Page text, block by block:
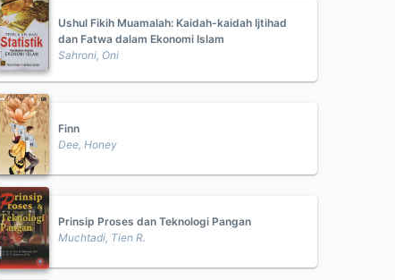
Ushul Fikih Muamalah: Kaidah-kaidah Ijtihad
dan Fatwa dalam Ekonomi Islam
Sahroni, Oni
Finn
Dee, Honey
Prinsip Proses dan Teknologi Pangan
Muchtadi, Tien R.